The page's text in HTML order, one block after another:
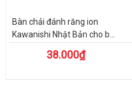
Bàn chải đánh răng ion
Kawanishi Nhật Bản cho b...
38.000₫